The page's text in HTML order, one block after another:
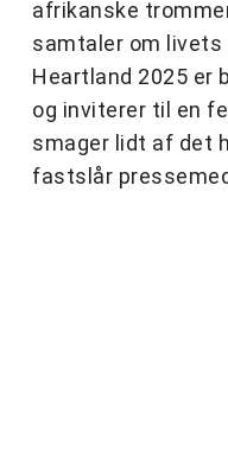
afrikanske
samtaler om
Heartland 2025 er
og inviterer til en
smager lidt af det
fastslår